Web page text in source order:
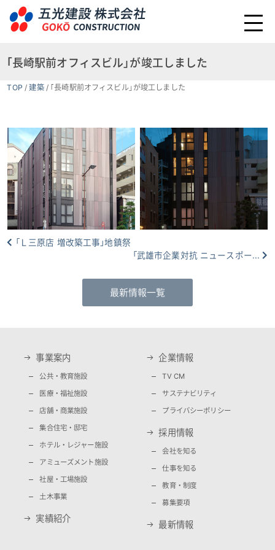
｢長崎駅前オフィスビル」が竣工しました
TOP /建築/ ｢長崎駅前オフィスビル」が竣工しました
「Ｌ三原店 増改築工事」地鎮祭
「武雄市企業対抗 ニュースポー...
最新情報一覧
事業案内
公共・教育施設
医療・福祉施設
店舗・商業施設
集合住宅・邸宅
ホテル・レジャー施設
アミューズメント施設
社屋・工場施設
土木事業
実績紹介
企業情報
TV CM
サステナビリティ
プライバシーポリシー
採用情報
会社を知る
仕事を知る
教育・制度
募集要項
最新情報